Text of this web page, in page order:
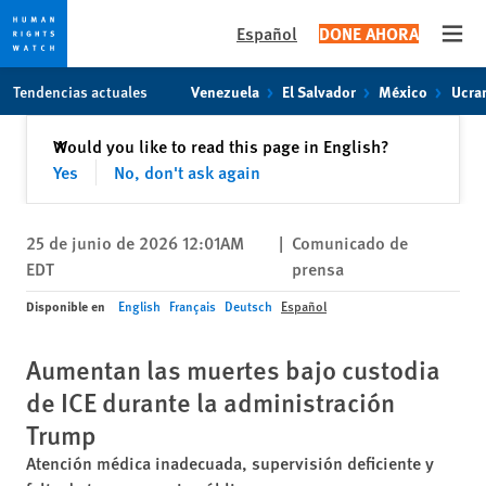
content
Español DONE AHORA
Tendencias actuales Venezuela El Salvador México
Would you like to read this page in English?
Yes
No, don't ask again
✕Cerrar
25 de junio de 2026 12:01AM
EDT
| Comunicado de
prensa
Disponible en English Français Deutsch Español
Aumentan las muertes bajo custodia
de ICE durante la administración
Trump
Atención médica inadecuada, supervisión deficiente y